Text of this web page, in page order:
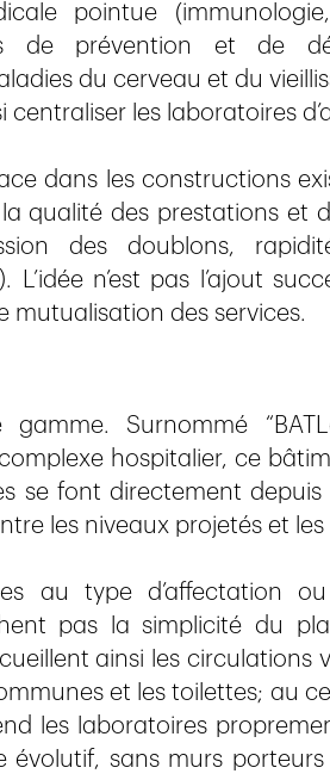
pointue
de prévention et de
du cerveau et du
centraliser les laboratoires
dans les constructions
qualité des prestations et
des doublons,
L’idée n’est pas l’ajout
mutualisation des services.
Surnommé
hospitalier, ce
se font directement
les niveaux projetés et les
au type d’affectation
pas la simplicité du
ainsi les circulations
et les toilettes; au
les laboratoires
évolutif, sans murs